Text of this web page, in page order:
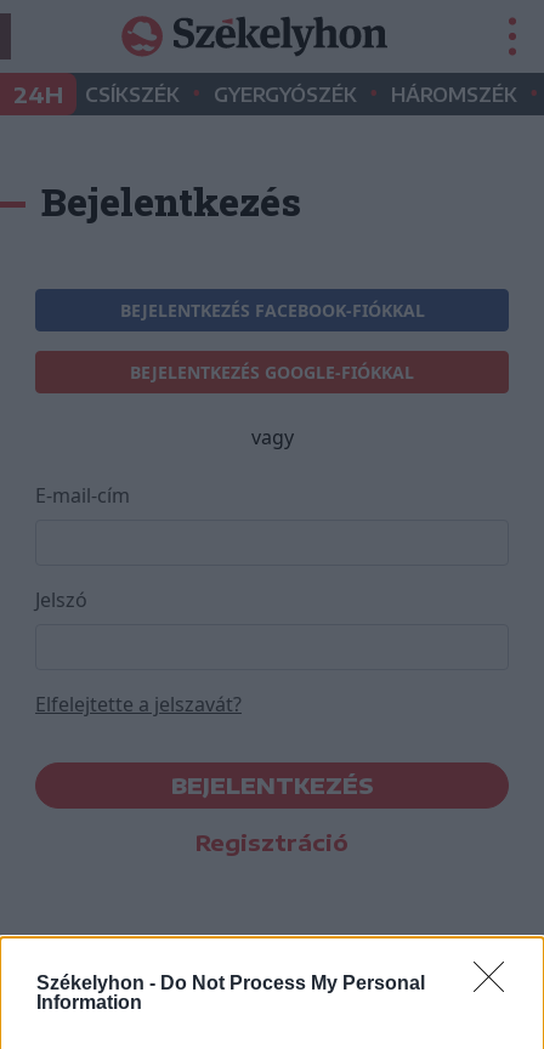
Székelyhon - Do Not Process My Personal
Information
24H CSÍKSZÉK • GYERGYÓSZÉK • HÁROMSZÉK •
Bejelentkezés
BEJELENTKEZÉS FACEBOOK-FIÓKKAL
BEJELENTKEZÉS GOOGLE-FIÓKKAL
vagy
E-mail-cím
Jelszó
Elfelejtette a jelszavát?
BEJELENTKEZÉS
Regisztráció